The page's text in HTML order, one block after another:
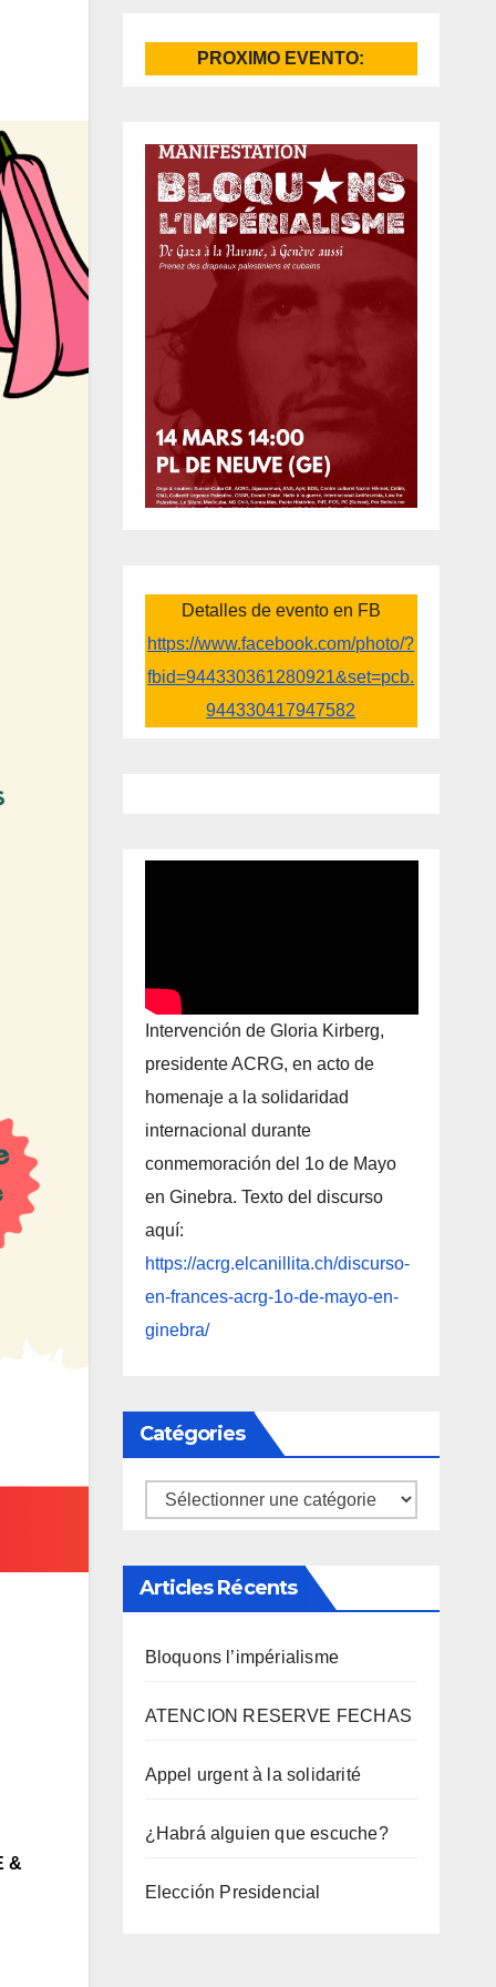
&
PROXIMO EVENTO:
Detalles de evento en FB
https://www.facebook.com/photo/?
fbid=944330361280921&set=pcb.
944330417947582
Intervención de Gloria Kirberg,
presidente ACRG, en acto de
homenaje a la solidaridad
internacional durante
conmemoración del 1o de Mayo
en Ginebra. Texto del discurso
aquí:
https://acrg.elcanillita.ch/discurso-
en-frances-acrg-1o-de-mayo-en-
ginebra/
Catégories
Catégories
Articles Récents
Bloquons l’impérialisme
ATENCION RESERVE FECHAS
Appel urgent à la solidarité
¿Habrá alguien que escuche?
Elección Presidencial